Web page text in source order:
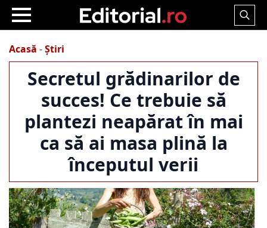
Search
Acasă -Știri
Secretul grădinarilor de
succes! Ce trebuie să
plantezi neapărat în mai
ca să ai masa plină la
începutul verii